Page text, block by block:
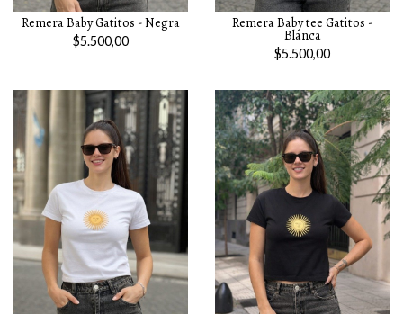
Remera Baby Gatitos - Negra
$5.500,00
Remera Baby tee Gatitos -
Blanca
$5.500,00